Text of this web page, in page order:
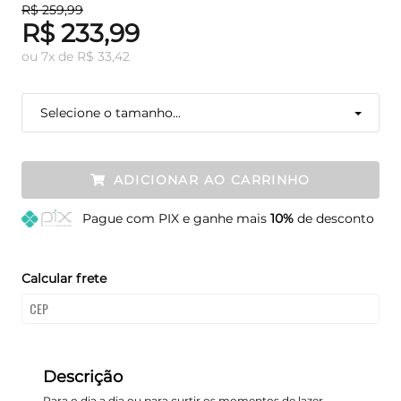
R$ 259,99
R$ 233,99
ou 7x de R$ 33,42
Selecione o tamanho...
ADICIONAR AO CARRINHO
Pague com PIX e ganhe mais 10%de desconto
Calcular frete
Descrição